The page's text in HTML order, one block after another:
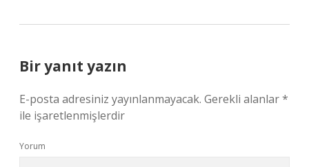
Bir yanıt yazın
E-posta adresiniz yayınlanmayacak. Gerekli alanlar*
ile işaretlenmişlerdir
Yorum